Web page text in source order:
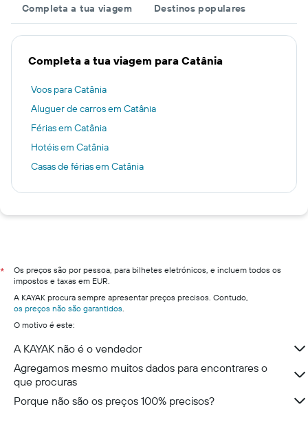
Completa a tua viagem Destinos populares
Completa a tua viagem para Catânia
Voos para Catânia
Aluguer de carros em Catânia
Férias em Catânia
Hotéis em Catânia
Casas de férias em Catânia
*
Os preços são por pessoa, para bilhetes eletrónicos, e incluem todos os
impostos e taxas em EUR.
A KAYAK procura sempre apresentar preços precisos. Contudo,
os preços não são garantidos.
O motivo é este:
A KAYAK não é o vendedor
Agregamos mesmo muitos dados para encontrares o
que procuras
Porque não são os preços 100% precisos?